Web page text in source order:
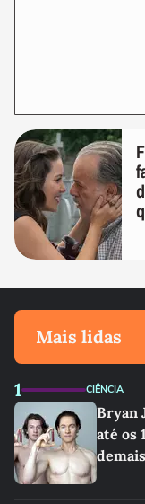
Mais lidas
1 CIÊNCIA
Bryan
até os